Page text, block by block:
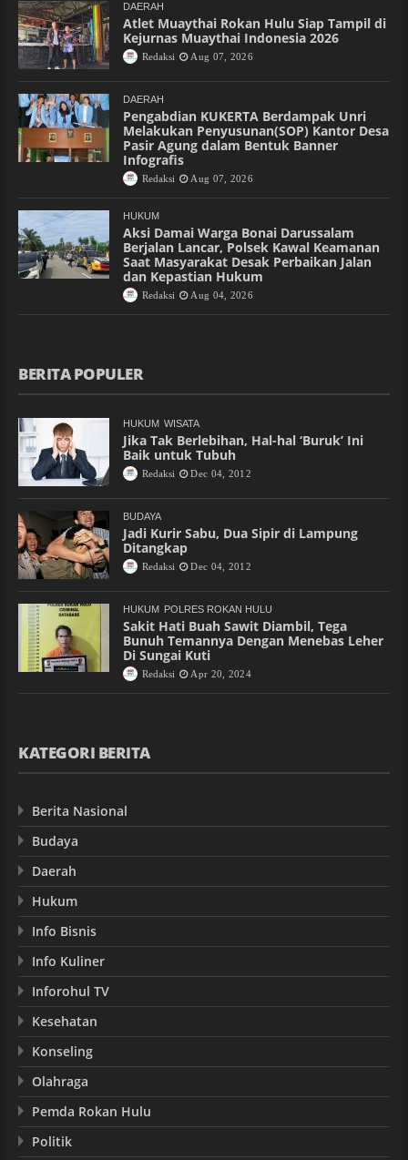
DAERAH
Atlet Muaythai Rokan Hulu Siap Tampil di
Kejurnas Muaythai Indonesia 2026
Redaksi Aug 07, 2026
DAERAH
Pengabdian KUKERTA Berdampak Unri
Melakukan Penyusunan(SOP) Kantor Desa
Pasir Agung dalam Bentuk Banner
Infografis
Redaksi Aug 07, 2026
HUKUM
Aksi Damai Warga Bonai Darussalam
Berjalan Lancar, Polsek Kawal Keamanan
Saat Masyarakat Desak Perbaikan Jalan
dan Kepastian Hukum
Redaksi Aug 04, 2026
BERITA POPULER
HUKUM WISATA
Jika Tak Berlebihan, Hal-hal ‘Buruk’ Ini
Baik untuk Tubuh
Redaksi Dec 04, 2012
BUDAYA
Jadi Kurir Sabu, Dua Sipir di Lampung
Ditangkap
Redaksi Dec 04, 2012
HUKUM POLRES ROKAN HULU
Sakit Hati Buah Sawit Diambil, Tega
Bunuh Temannya Dengan Menebas Leher
Di Sungai Kuti
Redaksi Apr 20, 2024
KATEGORI BERITA
Berita Nasional
Budaya
Daerah
Hukum
Info Bisnis
Info Kuliner
Inforohul TV
Kesehatan
Konseling
Olahraga
Pemda Rokan Hulu
Politik